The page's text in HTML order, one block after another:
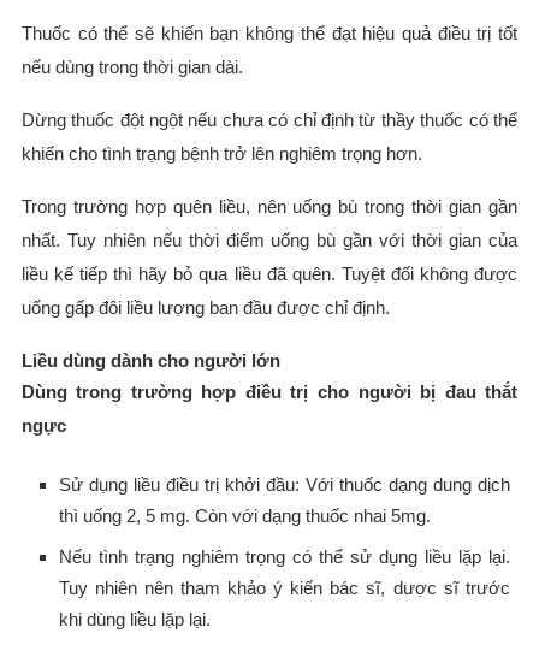
Thuốc có thể sẽ khiến bạn không thể đạt hiệu quả điều trị tốt
nếu dùng trong thời gian dài.
Dừng thuốc đột ngột nếu chưa có chỉ định từ thầy thuốc có thể
khiến cho tình trạng bệnh trở lên nghiêm trọng hơn.
Trong trường hợp quên liều, nên uống bù trong thời gian gần
nhất. Tuy nhiên nếu thời điểm uống bù gần với thời gian của
liều kế tiếp thì hãy bỏ qua liều đã quên. Tuyệt đối không được
uống gấp đôi liều lượng ban đầu được chỉ định.
Liều dùng dành cho người lớn
Dùng trong trường hợp điều trị cho người bị đau thắt
ngực
Sử dụng liều điều trị khởi đầu: Với thuốc dạng dung dịch
thì uống 2, 5 mg. Còn với dạng thuốc nhai 5mg.
Nếu tình trạng nghiêm trọng có thể sử dụng liều lặp lại.
Tuy nhiên nên tham khảo ý kiến bác sĩ, dược sĩ trước
khi dùng liều lặp lại.